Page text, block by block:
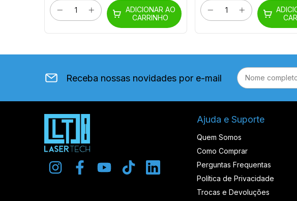
ADICIONAR AO
CARRINHO
Receba nossas novidades por e-mail
Ajuda e Suporte
Quem Somos
Como Comprar
Perguntas Frequentas
Política de Privacidade
Trocas e Devoluções